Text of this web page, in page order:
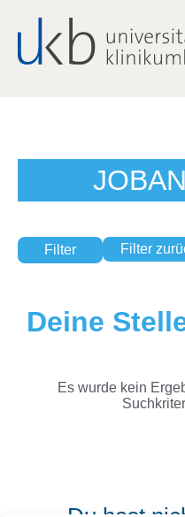
Filter Filter
Deine
Es wurde kein